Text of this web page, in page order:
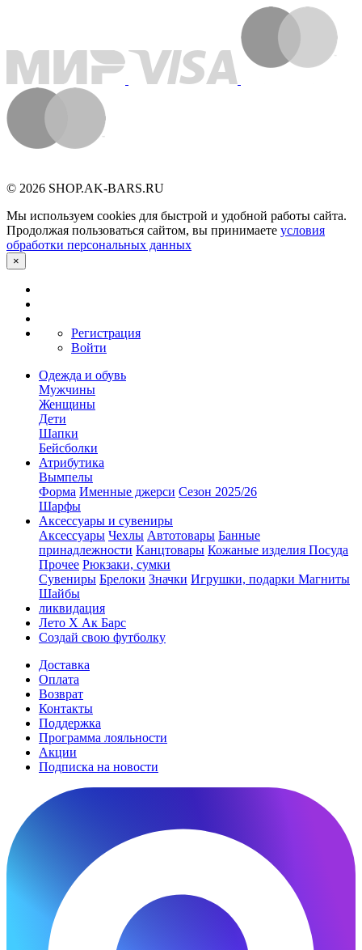
© 2026 SHOP.AK-BARS.RU
Мы используем cookies для быстрой и удобной работы сайта.
Продолжая пользоваться сайтом, вы принимаете условия
обработки персональных данных
×
Регистрация
Войти
Одежда и обувь
Мужчины
Женщины
Дети
Шапки
Бейсболки
Атрибутика
Вымпелы
Форма Именные джерси Сезон 2025/26
Шарфы
Аксессуары и сувениры
Аксессуары Чехлы Автотовары Банные
принадлежности Канцтовары Кожаные изделия Посуда
Прочее Рюкзаки, сумки
Сувениры Брелоки Значки Игрушки, подарки Магниты
Шайбы
ликвидация
Лето Х Ак Барс
Создай свою футболку
Доставка
Оплата
Возврат
Контакты
Поддержка
Программа лояльности
Акции
Подписка на новости